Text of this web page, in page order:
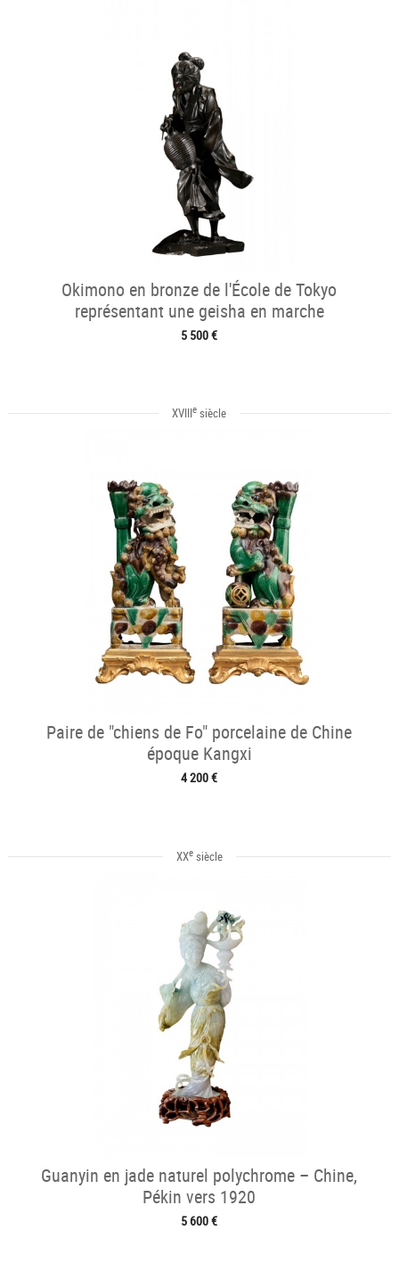
Okimono en bronze de l'École de Tokyo
représentant une geisha en marche
5 500 €
XVIIIe siècle
Paire de "chiens de Fo" porcelaine de Chine
époque Kangxi
4 200 €
XXesiècle
Guanyin en jade naturel polychrome – Chine,
Pékin vers 1920
5 600 €